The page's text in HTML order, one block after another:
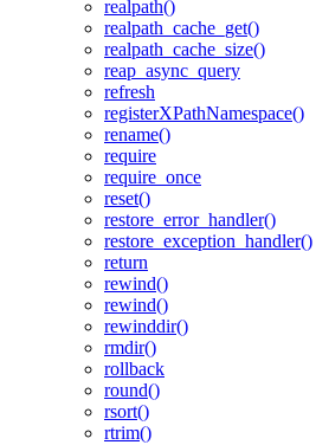
realpath()
realpath_cache_get()
realpath_cache_size()
reap_async_query
refresh
registerXPathNamespace()
rename()
require
require_once
reset()
restore_error_handler()
restore_exception_handler()
return
rewind()
rewind()
rewinddir()
rmdir()
rollback
round()
rsort()
rtrim()